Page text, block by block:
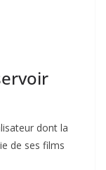
dont la
de ses films